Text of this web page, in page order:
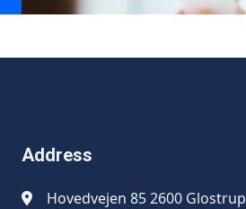
Address
Hovedvejen 85 2600 Glostrup